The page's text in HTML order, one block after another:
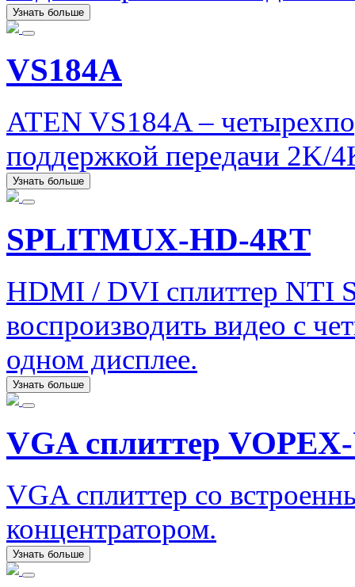
Узнать больше
VS184A
ATEN VS184A –
поддержкой передачи 2K/
Узнать больше
SPLITMUX-HD-4RT
HDMI / DVI сплиттер NTI
воспроизводить видео с
одном дисплее.
Узнать больше
VGA сплиттер
VGA сплиттер со
концентратором.
Узнать больше